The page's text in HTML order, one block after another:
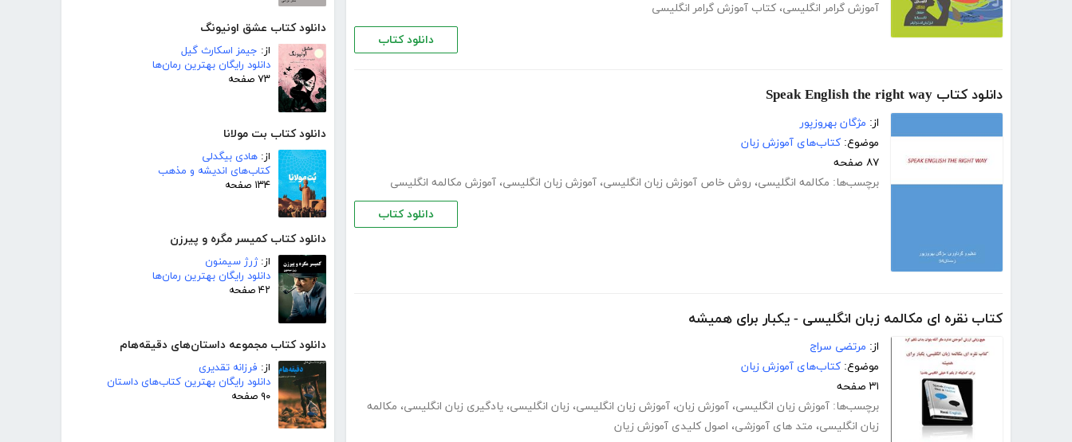
دانلود کتاب عشق اونیونگ
از: جیمز اسکارث گیل
دانلود رایگان بهترین رمان‌ها
۷۳ صفحه
دانلود کتاب بت مولانا
از: هادی بیگدلی
کتاب‌های اندیشه و مذهب
۱۳۴ صفحه
دانلود کتاب کمیسر مگره و پیرزن
از:ژرژ سیمنون
دانلود رایگان بهترین رمان‌ها
۴۲ صفحه
دانلود کتاب مجموعه داستان‌های دقیقه‌هام
از: فرزانه تقدیری
دانلود رایگان بهترین کتاب‌های داستان
۹۰ صفحه
آموزش گرامر انگلیسی، کتاب آموزش گرامر انگلیسی
دانلود کتاب
دانلود کتاب Speak English the right way
از: مژگان بهروزپور
موضوع: کتاب‌های آموزش زبان
۸۷ صفحه
برچسب‌ها: مکالمه انگلیسی، روش خاص آموزش زبان انگلیسی، آموزش زبان انگلیسی، آموزش مکالمه انگلیسی
دانلود کتاب
کتاب نقره ای مکالمه زبان انگلیسی - یکبار برای همیشه
از: مرتضی سراج
موضوع: کتاب‌های آموزش زبان
۳۱ صفحه
برچسب‌ها: آموزش زبان انگلیسی، آموزش زبان، آموزش زبان انگلیسی، زبان انگلیسی، یادگیری زبان انگلیسی، مکالمه
زبان انگلیسی، متد های آموزشی، اصول کلیدی آموزش زیان